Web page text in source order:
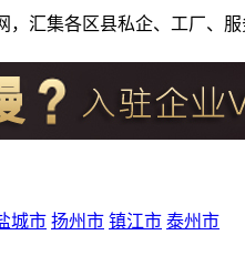
汇集各区县私企、工厂
城市 扬州市 镇江市 泰州市